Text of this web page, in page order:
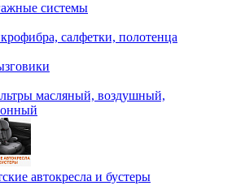
системы
салфетки, полотенца
масляный, воздушный,
автокресла и бустеры